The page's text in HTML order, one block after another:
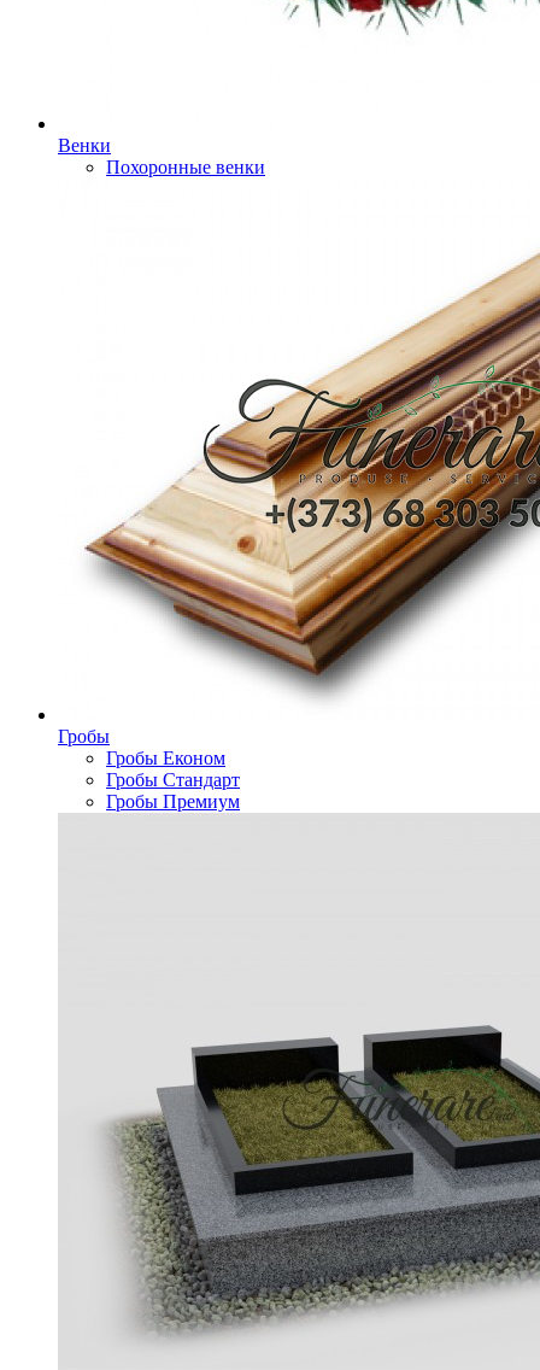
Венки
Похоронные венки
Гробы
Гробы Економ
Гробы Стандарт
Гробы Премиум